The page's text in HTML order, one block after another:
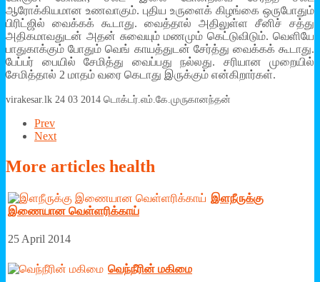
ஆரோக்கியமான உணவாகும். புதிய உருளைக் கிழங்கை ஒருபோதும்
பிரிட்ஜில் வைக்கக் கூடாது. வைத்தால் அதிலுள்ள சீனிச் சத்து
அதிகமாவதுடன் அதன் சுவையும் மணமும் கெட்டுவிடும். வெளியே
பாதுகாக்கும் போதும் வெங் காயத்துடன் சேர்த்து வைக்கக் கூடாது.
பேப்பர் பையில் சேமித்து வைப்பது நல்லது. சரியான முறையில்
சேமித்தால் 2 மாதம் வரை கெடாது இருக்கும் என்கிறார்கள்.
virakesar.lk 24 03 2014 டொக்டர்.எம்.கே.முருகானந்தன்
Prev
Next
More articles health
இளநீருக்கு
இணையான வெள்ளரிக்காய்
25 April 2014
வெந்நீரின் மகிமை